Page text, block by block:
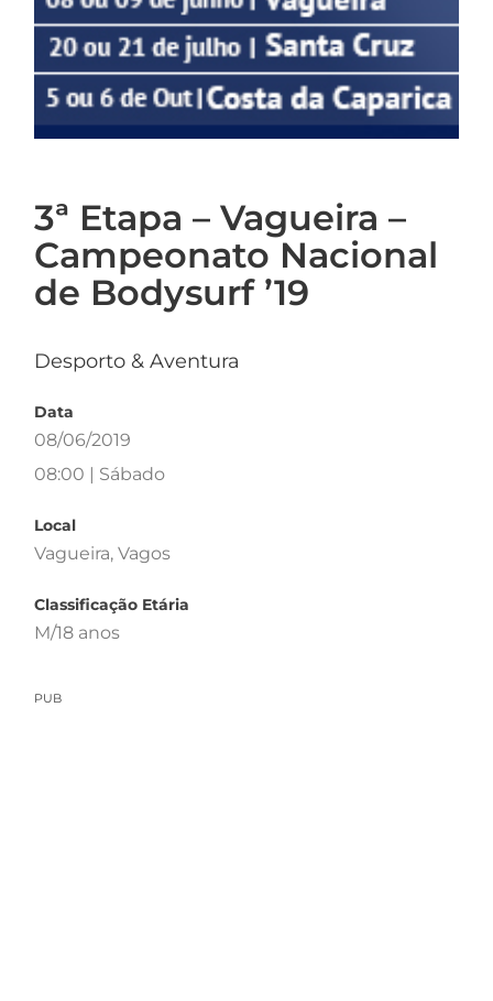
3ª Etapa – Vagueira –
Campeonato Nacional
de Bodysurf ’19
Desporto & Aventura
Data
08/06/2019
08:00 | Sábado
Local
Vagueira, Vagos
Classificação Etária
M/18 anos
PUB